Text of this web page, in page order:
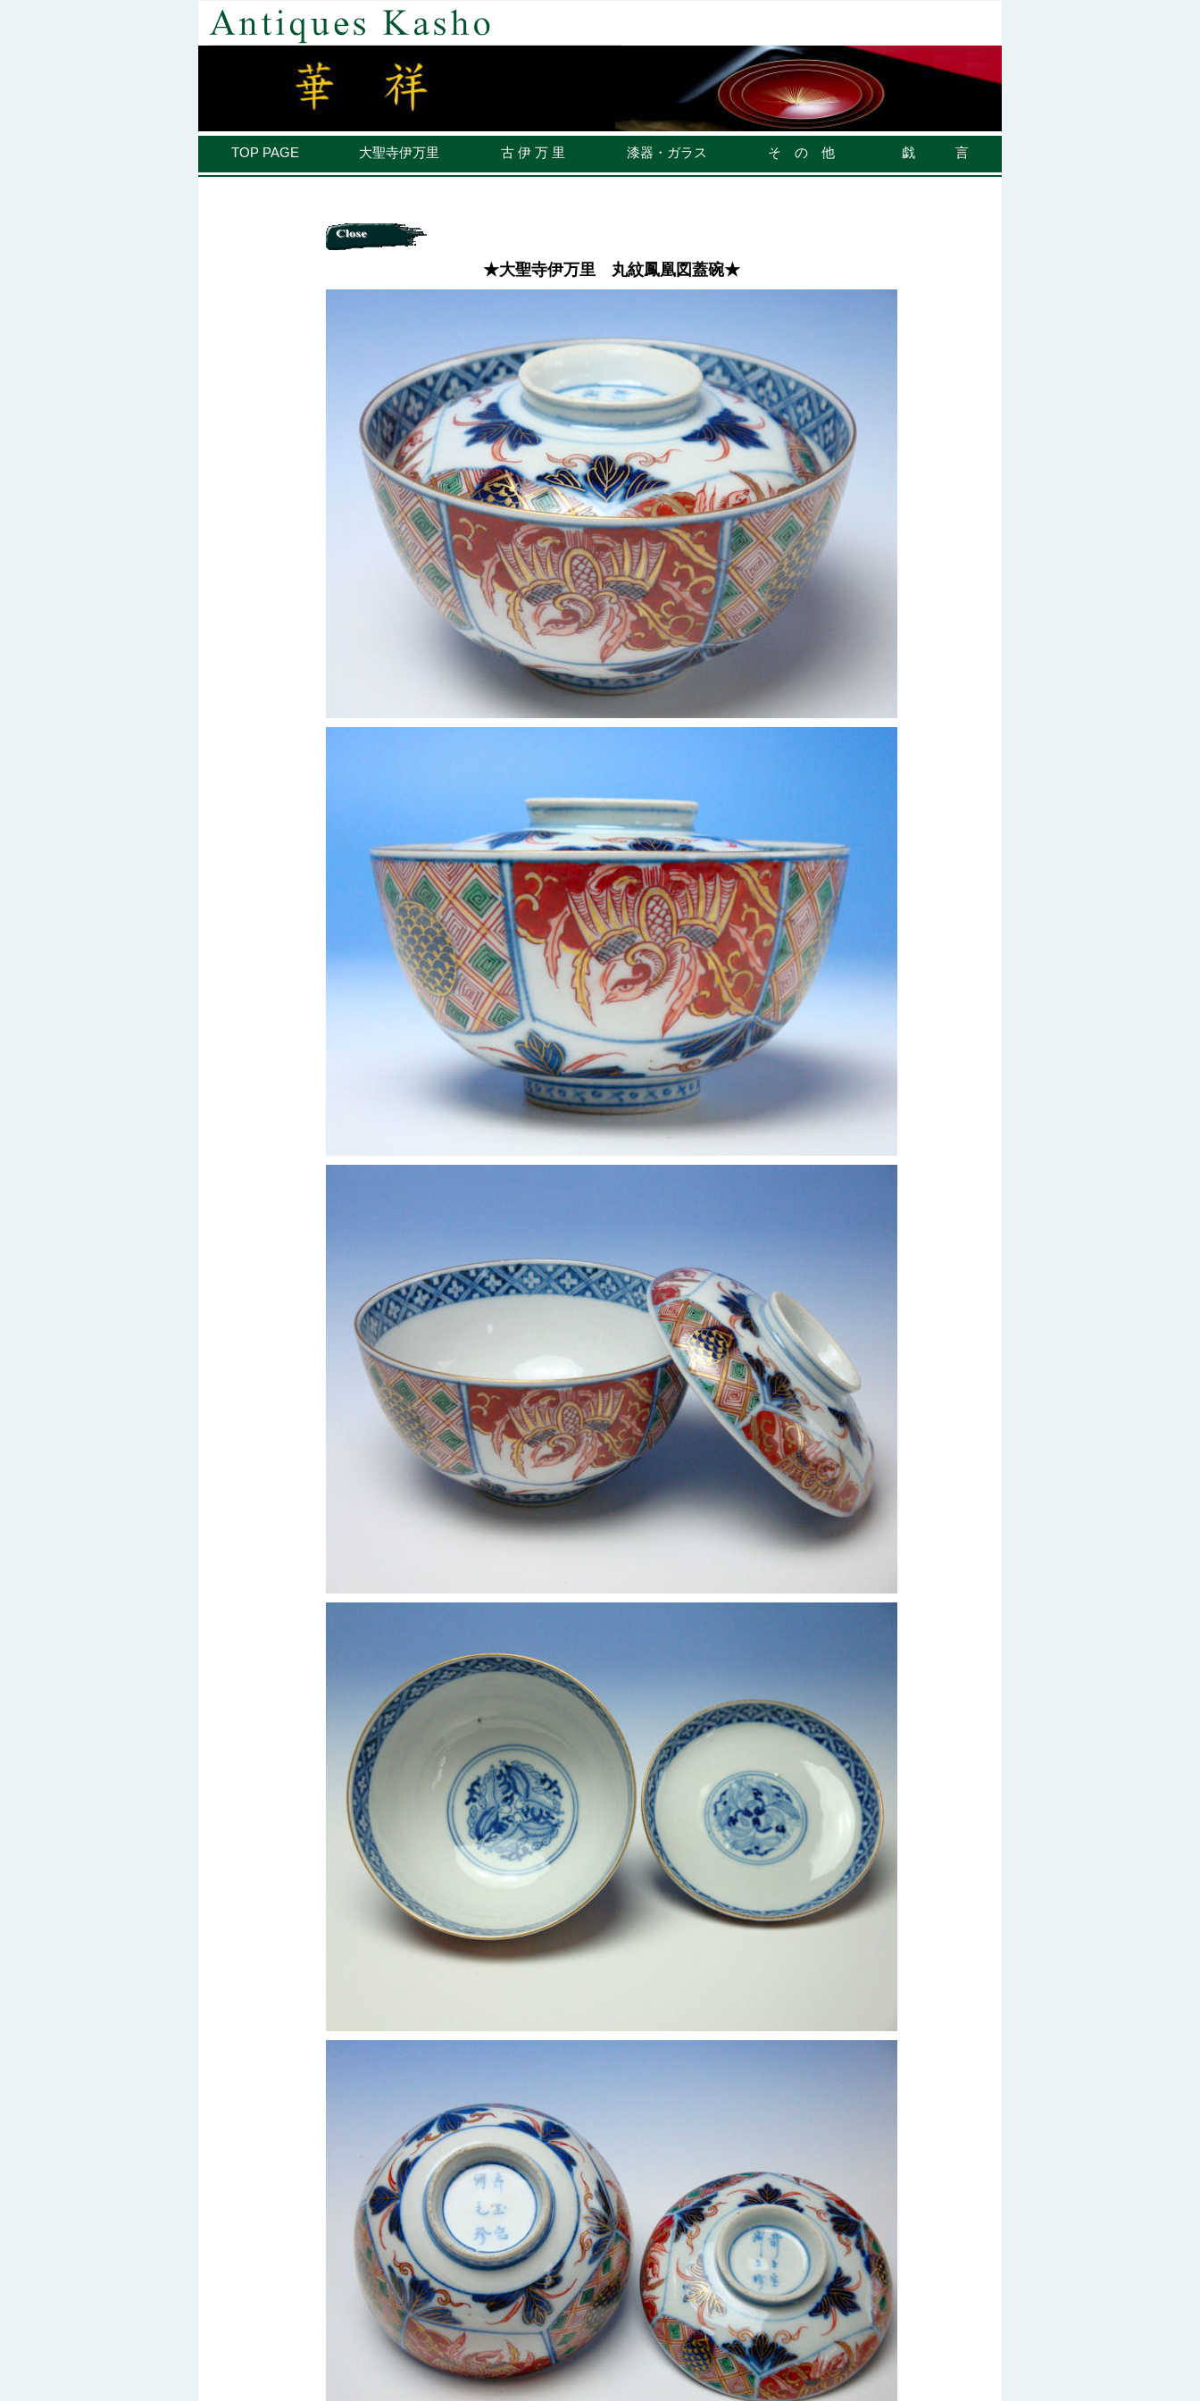
TOP PAGE 大聖寺伊万里 古 伊 万 里 漆器・ガラス そ の 他 戯 言
★大聖寺伊万里 丸紋鳳凰図蓋碗★